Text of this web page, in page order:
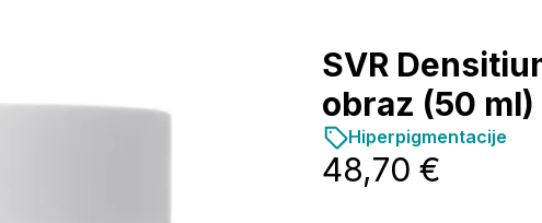
SVR
obraz (50 ml)
48,70 €
Hiperpigmentacije